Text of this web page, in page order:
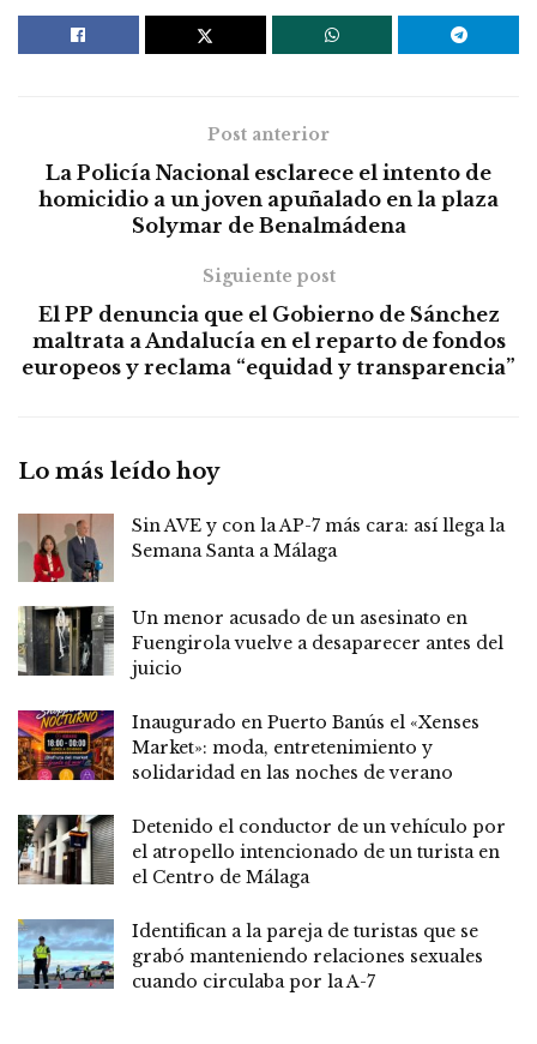
Post anterior
La Policía Nacional esclarece el intento de
homicidio a un joven apuñalado en la plaza
Solymar de Benalmádena
Siguiente post
El PP denuncia que el Gobierno de Sánchez
maltrata a Andalucía en el reparto de fondos
europeos y reclama “equidad y transparencia”
Lo más leído hoy
Sin AVE y con la AP-7 más cara: así llega la
Semana Santa a Málaga
Un menor acusado de un asesinato en
Fuengirola vuelve a desaparecer antes del
juicio
Inaugurado en Puerto Banús el «Xenses
Market»: moda, entretenimiento y
solidaridad en las noches de verano
Detenido el conductor de un vehículo por
el atropello intencionado de un turista en
el Centro de Málaga
Identifican a la pareja de turistas que se
grabó manteniendo relaciones sexuales
cuando circulaba por la A-7